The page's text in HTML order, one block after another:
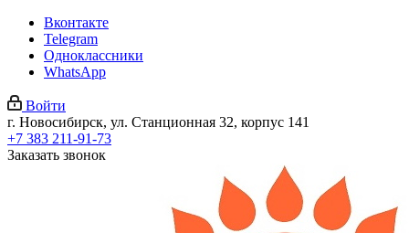
Вконтакте
Telegram
Одноклассники
WhatsApp
Войти
г. Новосибирск, ул. Станционная 32, корпус 141
+7 383 211-91-73
Заказать звонок